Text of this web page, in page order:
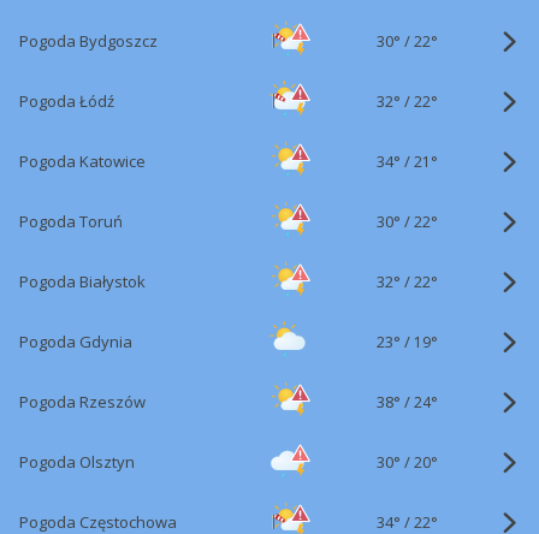
Pogoda Bydgoszcz 30° /22°
Pogoda Łódź 32° /22°
Pogoda Katowice 34° /21°
Pogoda Toruń 30° /22°
Pogoda Białystok 32° /22°
Pogoda Gdynia 23° / 19°
Pogoda Rzeszów 38° /24°
Pogoda Olsztyn 30° /20°
Pogoda Częstochowa 34° /22°